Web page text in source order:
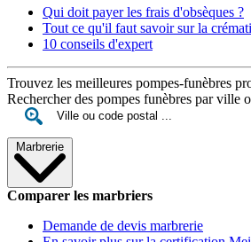
Qui doit payer les frais d'obsèques ?
Tout ce qu'il faut savoir sur la
10 conseils d'expert
Trouvez les meilleures pompes-funèbres
Rechercher des pompes funèbres par ville
Marbrerie
Comparer les marbriers
Demande de devis marbrerie